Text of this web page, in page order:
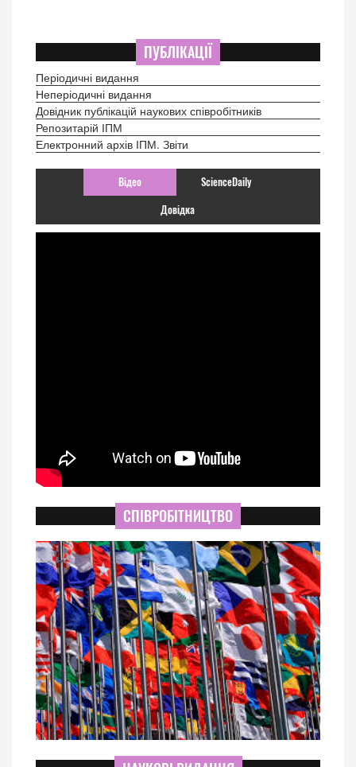
ПУБЛІКАЦІЇ
Періодичні видання
Неперіодичні видання
Довідник публікацій наукових співробітників
Репозитарій ІПМ
Електронний архів ІПМ. Звіти
Відео ScienceDaily
Довідка
СПІВРОБІТНИЦТВО